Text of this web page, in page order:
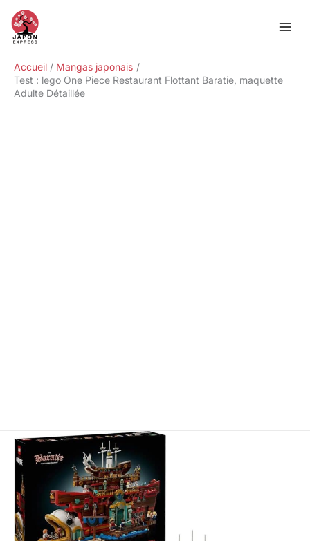
contenu
Accueil
Mangas japonais
Test : lego One Piece Restaurant Flottant Baratie, maquette
Adulte Détaillée
Rechercher